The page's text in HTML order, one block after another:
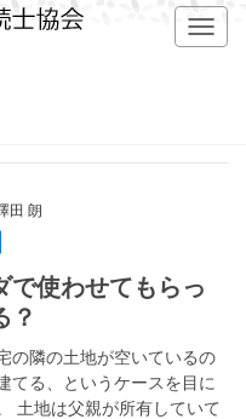
T
o
a
o
n
田 朗
で使わせてもらっ
？
の隣の土地が空いているの
てる、というケースを目に
土地は父親が所有していて